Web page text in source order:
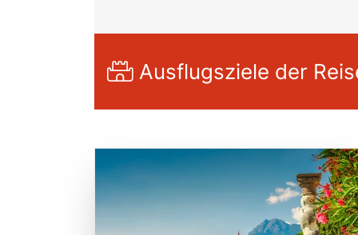
Ausflugsziele der